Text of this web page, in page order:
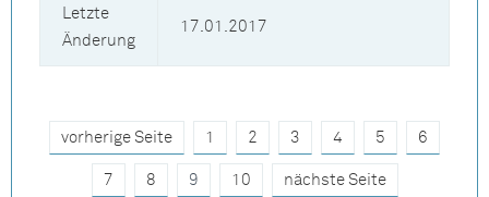
Letzte
Änderung
17.01.2017
vorherige Seite 1 2 3 4 5 6
7 8 9 10 nächste Seite